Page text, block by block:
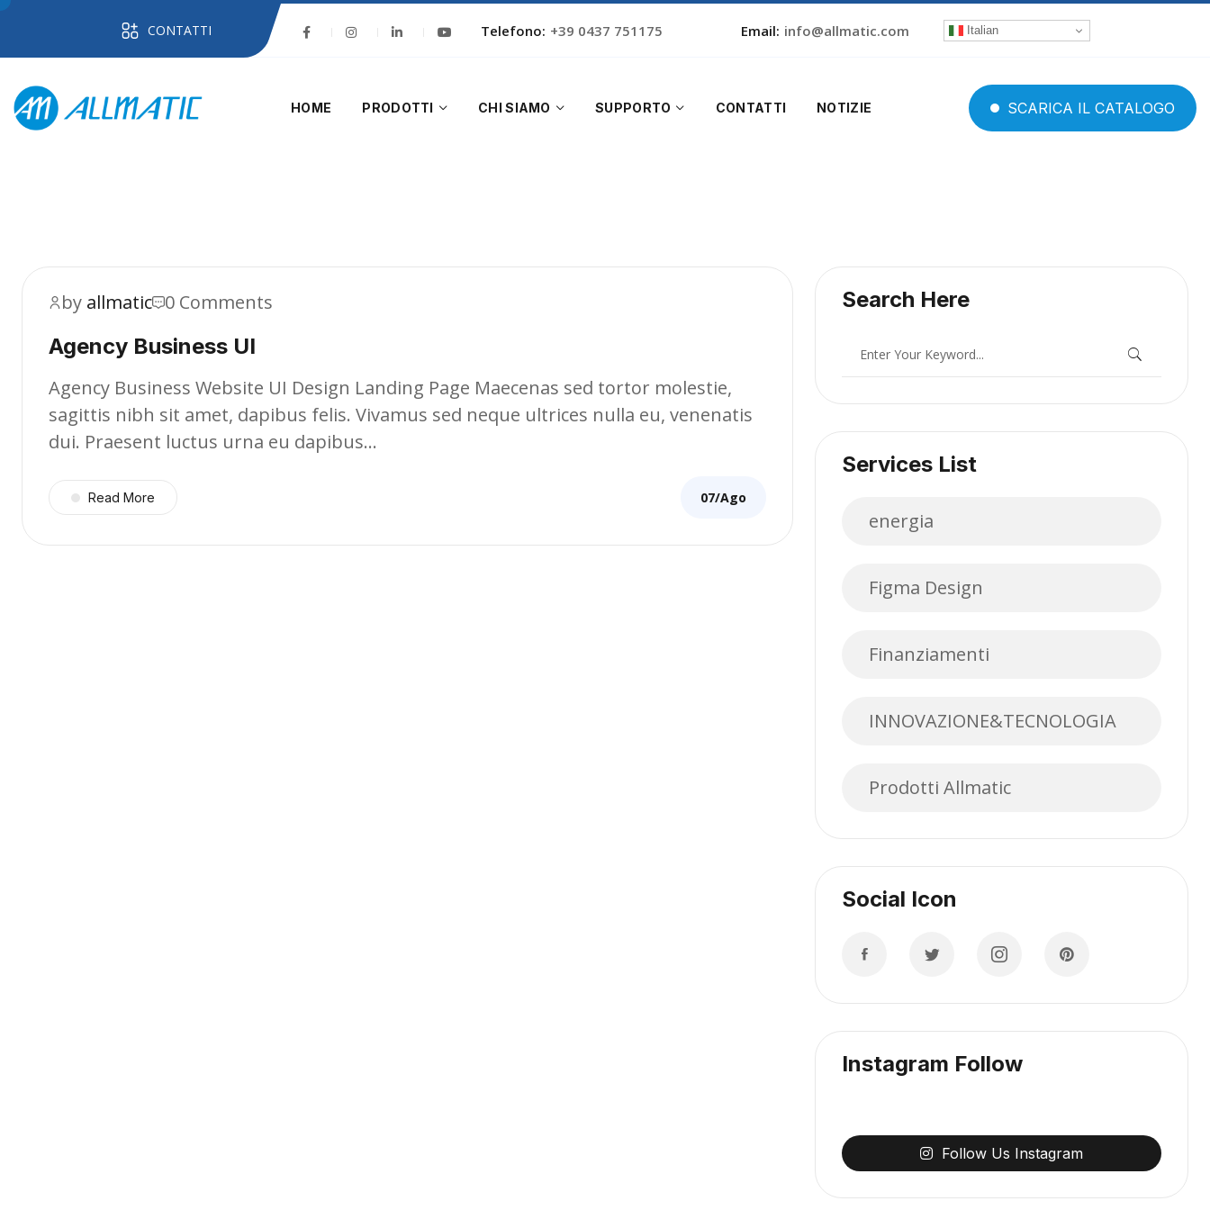
CONTATTI Telefono: +39 0437 751175 Email: info@allmatic.com Italian
HOME PRODOTTI CHI SIAMO SUPPORTO CONTATTI NOTIZIE SCARICA IL CATALOGO
by allmatic 0 Comments
Agency Business UI
Agency Business Website UI Design Landing Page Maecenas sed tortor molestie,
sagittis nibh sit amet, dapibus felis. Vivamus sed neque ultrices nulla eu, venenatis
dui. Praesent luctus urna eu dapibus…
Read More 07/Ago
Search Here
Services List
energia
Figma Design
Finanziamenti
INNOVAZIONE&TECNOLOGIA
Prodotti Allmatic
Social Icon
Instagram Follow
Follow Us Instagram